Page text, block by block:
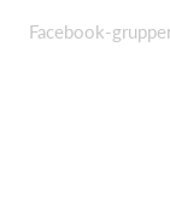
Facebook-